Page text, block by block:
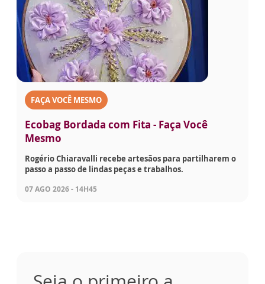
FAÇA VOCÊ MESMO
Ecobag Bordada com Fita - Faça Você
Mesmo
Rogério Chiaravalli recebe artesãos para partilharem o
passo a passo de lindas peças e trabalhos.
07 AGO 2026 - 14H45